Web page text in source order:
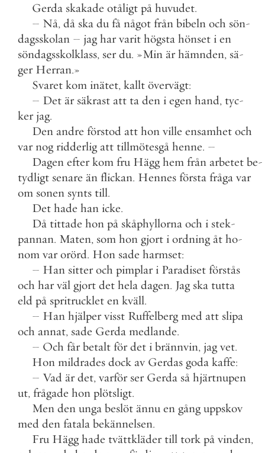
Gerda skakade otåligt på huvudet.
– Nå, då ska du få något från bibeln och sön-
dagsskolan – jag har varit högsta hönset i en
söndagsskolklass, ser du. »Min är hämnden, sä-
ger Herran.»
Svaret kom inätet, kallt övervägt:
– Det är säkrast att ta den i egen hand, tyc-
ker jag.
Den andre förstod att hon ville ensamhet och
var nog ridderlig att tillmötesgå henne. –
Dagen efter kom fru Hägg hem från arbetet be-
tydligt senare än flickan. Hennes första fråga var
om sonen synts till.
Det hade han icke.
Då tittade hon på skåphyllorna och i stek-
pannan. Maten, som hon gjort i ordning åt ho-
nom var orörd. Hon sade harmset:
– Han sitter och pimplar i Paradiset förstås
och har väl gjort det hela dagen. Jag ska tutta
eld på spritrucklet en kväll.
– Han hjälper visst Ruffelberg med att slipa
och annat, sade Gerda medlande.
– Och får betalt för det i brännvin, jag vet.
Hon mildrades dock av Gerdas goda kaffe:
– Vad är det, varför ser Gerda så hjärtnupen
ut, frågade hon plötsligt.
Men den unga beslöt ännu en gång uppskov
med den fatala bekännelsen.
Fru Hägg hade tvättkläder till tork på vinden,